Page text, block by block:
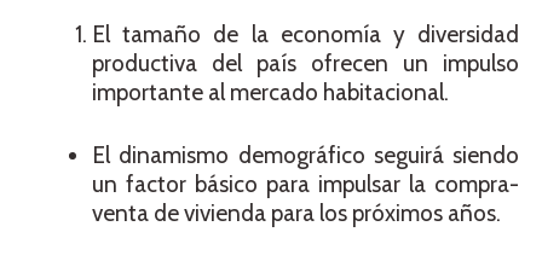
El tamaño de la economía y diversidad
productiva del país ofrecen un impulso
importante al mercado habitacional.
El dinamismo demográfico seguirá siendo
un factor básico para impulsar la compra-
venta de vivienda para los próximos años.